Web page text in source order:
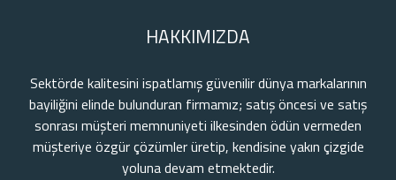
HAKKIMIZDA
Sektörde kalitesini ispatlamış güvenilir dünya markalarının
bayiliğini elinde bulunduran firmamız; satış öncesi ve satış
sonrası müşteri memnuniyeti ilkesinden ödün vermeden
müşteriye özgür çözümler üretip, kendisine yakın çizgide
yoluna devam etmektedir.